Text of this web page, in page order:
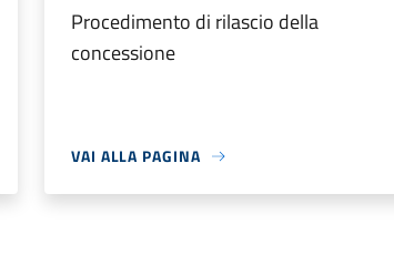
Procedimento di rilascio della
concessione
VAI ALLA PAGINA